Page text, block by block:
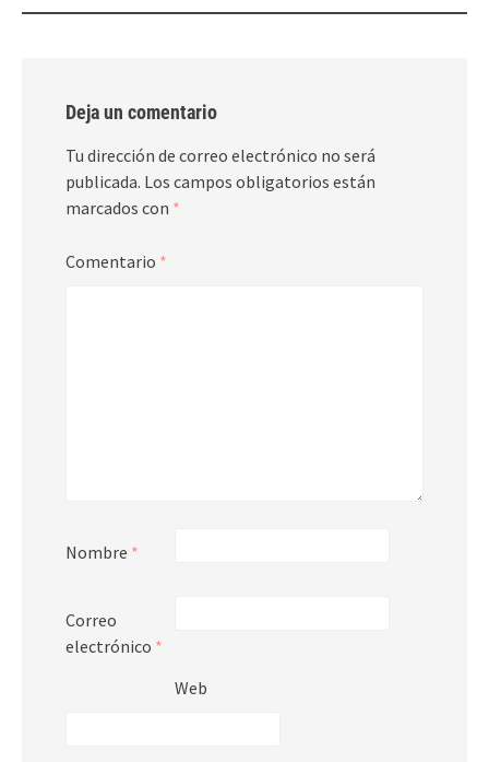
Deja un comentario
Tu dirección de correo electrónico no será
publicada. Los campos obligatorios están
marcados con *
Comentario *
Nombre *
Correo
electrónico *
Web